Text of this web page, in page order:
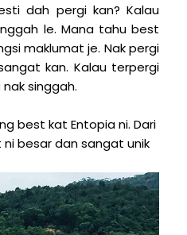
dah pergi kan? Kalau
le. Mana tahu best
maklumat je. Nak pergi
kan. Kalau terpergi
singgah.
best kat Entopia ni. Dari
besar dan sangat unik